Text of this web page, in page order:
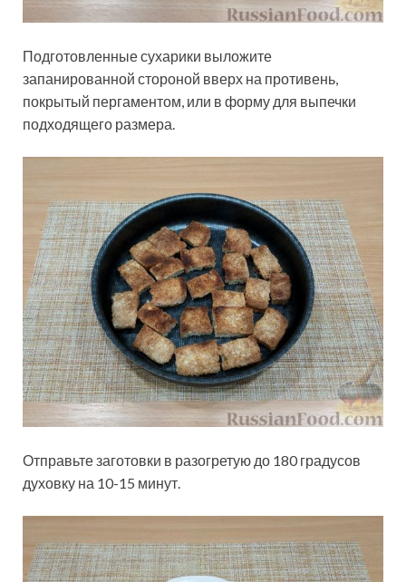
Подготовленные сухарики выложите
запанированной стороной вверх на противень,
покрытый пергаментом, или в форму для выпечки
подходящего размера.
Отправьте заготовки в разогретую до 180 градусов
духовку на 10-15 минут.